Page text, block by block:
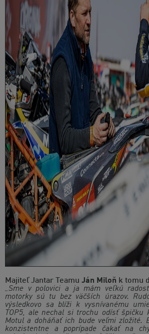
Majiteľ Jantar Teamu Ján Miloň k tomu
„Sme v polovici a ja mám veľkú
motorky sú tu bez väčších úrazov.
výsledkovo sa blíži k vysnívanému
TOP5, ale nechal si trochu odísť špičku
Motul a doháňať ich bude veľmi zložité.
konzistentne a poprípade čakať na